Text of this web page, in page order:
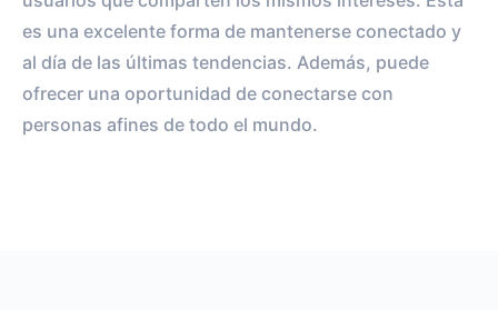
es una excelente forma de mantenerse conectado y
al día de las últimas tendencias. Además, puede
ofrecer una oportunidad de conectarse con
personas afines de todo el mundo.